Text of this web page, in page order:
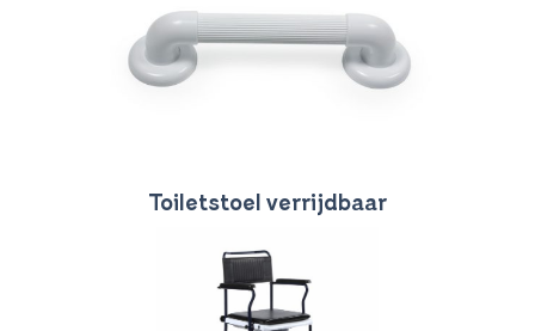
Toiletstoel verrijdbaar